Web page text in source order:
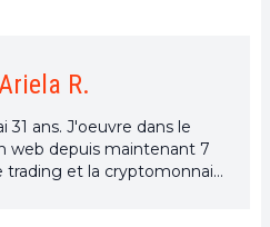
R.
31 ans. J'oeuvre dans le
web depuis maintenant 7
trading et la cryptomonnaie